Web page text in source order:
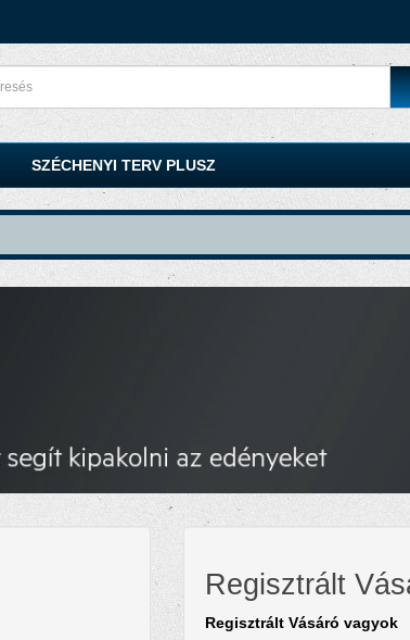
SZÉCHENYI TERV PLUSZ
Regisztrált
Regisztrált Vásáró vagyok